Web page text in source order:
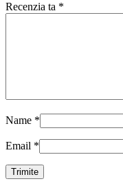
Recenzia ta *
Name *
Email *